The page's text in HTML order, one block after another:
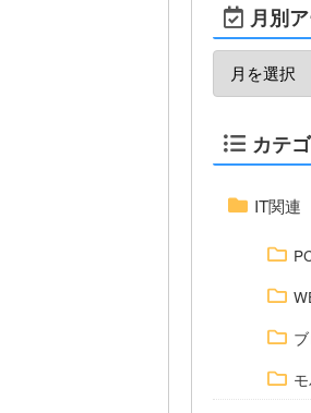
月別
カテ
IT関連